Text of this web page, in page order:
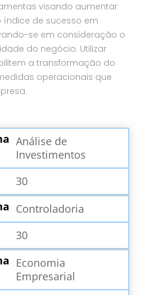
visando aumentar
de sucesso em
se em consideração o
do negócio. Utilizar
a transformação do
operacionais que
Análise de
Investimentos
30
Controladoria
30
Economia
Empresarial